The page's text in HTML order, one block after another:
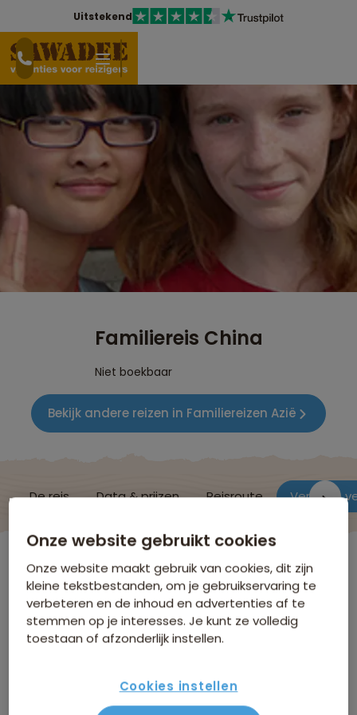
Uitstekend
Familiereis China
Niet boekbaar
Bekijk andere reizen in Familiereizen Azië
De reis Data & prijzen Reisroute Verblijf &
China
Verblijf & vervoer
die we gebruiken tijdens deze reis. De meest actuele
lijst is na boeking te vinden in de Sawadee Reisapp.
Onze website gebruikt cookies
Onze website maakt gebruik van cookies, dit zijn
kleine tekstbestanden, om je gebruikservaring te
verbeteren en de inhoud en advertenties af te
stemmen op je interesses. Je kunt ze volledig
toestaan of afzonderlijk instellen.
Cookies instellen